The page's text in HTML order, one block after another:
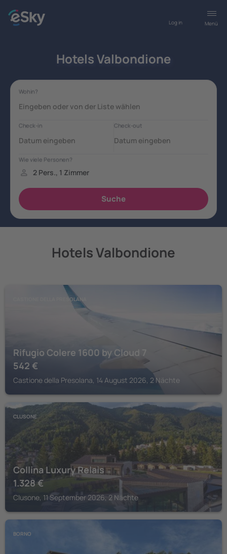
Menü
Log in
Hotels Valbondione
Hotels Valbondione
CASTIONE DELLA PRESOLANA
Rifugio Colere 1600 by Cloud 7
542 €
Castione della Presolana, 14 August 2026, 2 Nächte
CLUSONE
Collina Luxury Relais
1.328 €
Clusone, 11 September 2026, 2 Nächte
BORNO